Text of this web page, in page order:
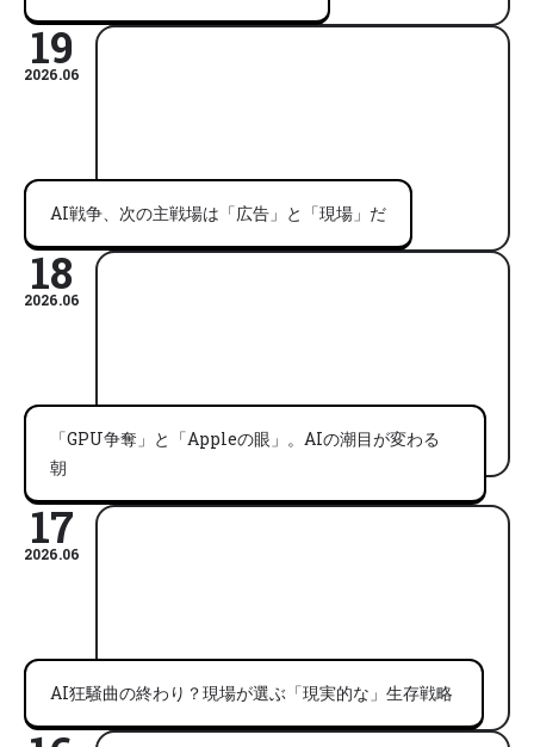
19
2026.06
AI戦争、次の主戦場は「広告」と「現場」だ
18
2026.06
「GPU争奪」と「Appleの眼」。AIの潮目が変わる
朝
17
2026.06
AI狂騒曲の終わり？現場が選ぶ「現実的な」生存戦略